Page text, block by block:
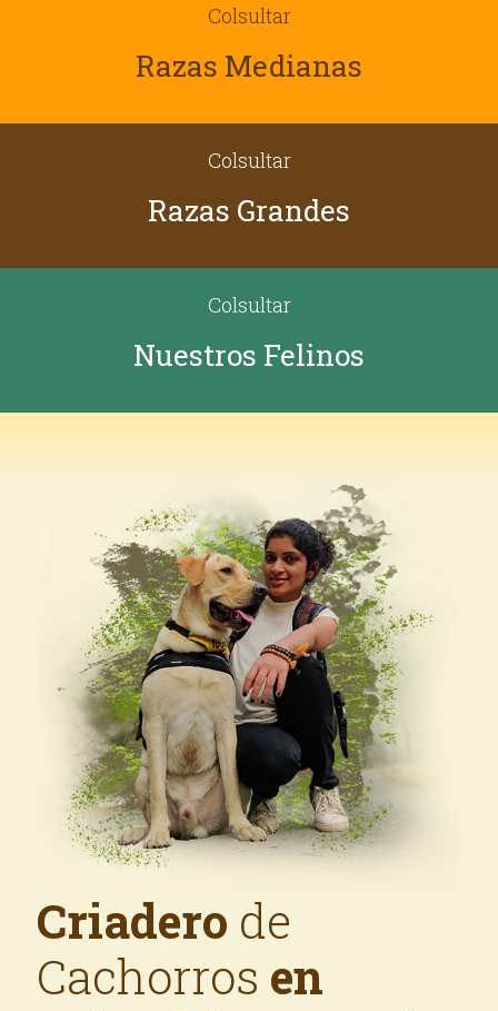
Colsultar
Razas Medianas
Colsultar
Razas Grandes
Colsultar
Nuestros Felinos
Criadero de
Cachorros en